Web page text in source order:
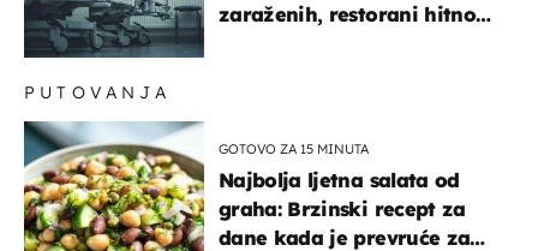
zaraženih, restorani hitno
PUTOVANJA
GOTOVO ZA 15 MINUTA
Najbolja ljetna salata od
graha: Brzinski recept za
dane kada je prevruće za